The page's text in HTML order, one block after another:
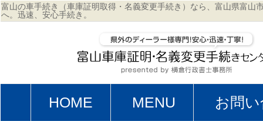
富山の車手続き（車庫証明取得・名義変更手続き）なら、富山県富山
へ。迅速、安心手続き。
HOME MENU お問